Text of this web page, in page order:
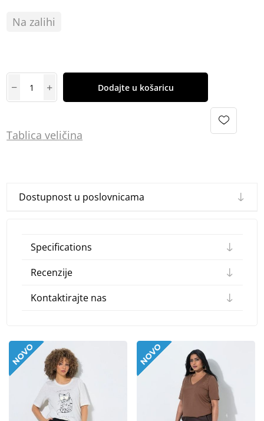
Na zalihi
Dodajte u košaricu
Tablica veličina
Dostupnost u poslovnicama
Specifications
Recenzije
Kontaktirajte nas